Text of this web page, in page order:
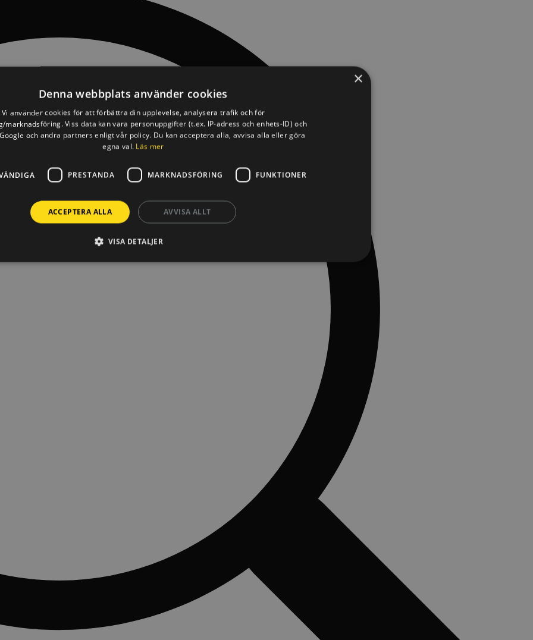
×
Denna webbplats använder cookies
Vi använder cookies för att förbättra din upplevelse, analysera trafik och för
marknadsföring. Viss data kan vara personuppgifter (t.ex. IP-adress och enhets-ID) och
och andra partners enligt vår policy. Du kan acceptera alla, avvisa alla eller göra
egna val. Läs mer
PRESTANDA MARKNADSFÖRING FUNKTIONER
ACCEPTERA ALLA AVVISA ALLT
VISA DETALJER